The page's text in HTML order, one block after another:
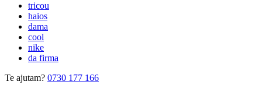
tricou
haios
dama
cool
nike
da firma
Te ajutam? 0730 177 166